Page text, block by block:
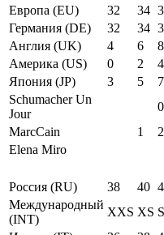
Европа (EU)
32 34
Германия (DE)
32 34
Англия (UK)
4 6 8
Америка (US)
0 2 4
Япония (JP)
3 5 7
Schumacher Un
Jour
0
MarcCain
1 2
Elena Miro
Россия (RU)
38 40
Международный
(INT)
XXS XS S